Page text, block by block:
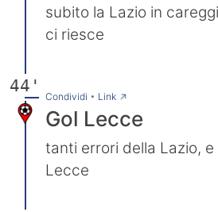
subito la Lazio in
ci riesce
44'
Condividi • Link→
Gol Lecce
tanti errori della Lazio,
Lecce